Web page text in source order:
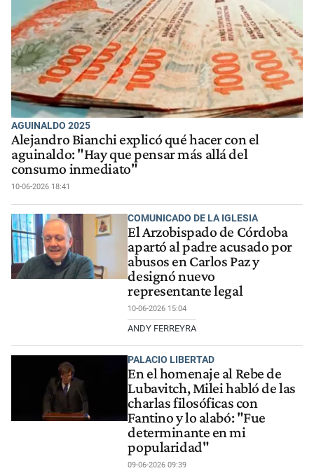
AGUINALDO 2025
Alejandro Bianchi explicó qué hacer con el
aguinaldo: "Hay que pensar más allá del
consumo inmediato"
10-06-2026 18:41
COMUNICADO DE LA IGLESIA
El Arzobispado de Córdoba
apartó al padre acusado por
abusos en Carlos Paz y
designó nuevo
representante legal
10-06-2026 15:04
ANDY FERREYRA
PALACIO LIBERTAD
En el homenaje al Rebe de
Lubavitch, Milei habló de las
charlas filosóficas con
Fantino y lo alabó: "Fue
determinante en mi
popularidad"
09-06-2026 09:39